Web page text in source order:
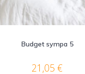
Budget sympa 5
21,05 €